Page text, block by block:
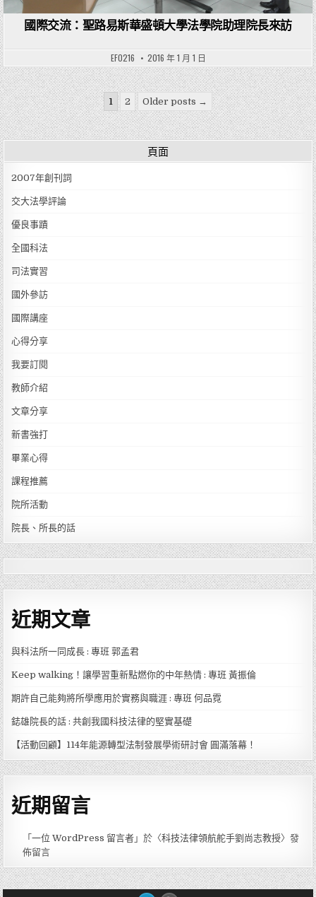
國際交流：聖路易斯華盛頓大學法學院助理院長來訪
EF0216 2016 年 1 月 1 日
文章分頁 1 2 Older posts →
頁面
2007年創刊詞
交大法學評論
優良事蹟
全國科法
司法實習
國外參訪
國際講座
心得分享
我要訂閱
教師介紹
文章分享
新書強打
畢業心得
課程推薦
院所活動
院長、所長的話
近期文章
與科法所一同成長 : 專班 郭孟君
Keep walking！讓學習重新點燃你的中年熱情 : 專班 黃振倫
期許自己能夠將所學應用於實務與職涯 : 專班 何品霓
鋕雄院長的話 : 共創我國科技法律的堅實基礎
【活動回顧】114年能源轉型法制發展學術研討會 圓滿落幕！
近期留言
「一位 WordPress 留言者 」於〈科技法律領航舵手劉尚志教授〉發
佈留言